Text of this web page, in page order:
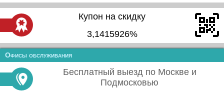
Купон на скидку
3,1415926%
Офисы обслуживания
Бесплатный выезд по Москве и
Подмосковью